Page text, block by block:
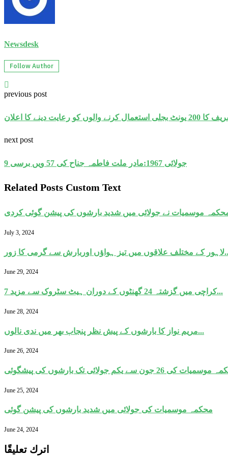
Newsdesk
Follow Author
previous post
والوں کو رعایت دینے کا اعلان
next post
9 جولائی 1967:مادر ملت فاطمہ جناح کی 57 ویں برسی
Related Posts Custom Text
موسمیات نے جولائی میں شدید بارشوں کی پیشن گوئی کردی
July 3, 2024
سے گرمی کا زور...
June 29, 2024
کراچی میں گزشتہ 24 گھنٹوں کے دوران ہیٹ سٹروک سے مزید 7...
June 28, 2024
مریم نواز کا بارشوں کے پیش نظر پنجاب بھر میں ندی نالوں...
June 26, 2024
کی 26 جون سے یکم جولائی تک بارشوں کی پیشگوئی
June 25, 2024
محکمہ موسمیات کی جولائی میں شدید بارشوں کی پیشن گوئی
June 24, 2024
اترك تعليقًا